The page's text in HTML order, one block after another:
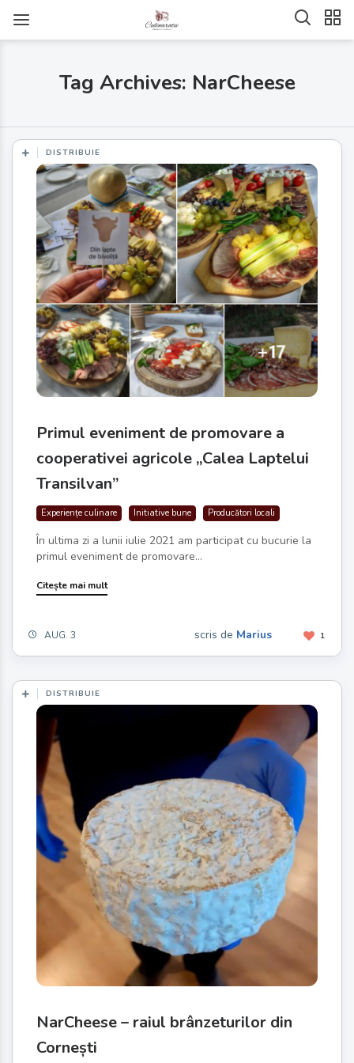
Tag Archives: NarCheese
DISTRIBUIE
Primul eveniment de promovare a
cooperativei agricole „Calea Laptelui
Transilvan”
Experiențe culinare Initiative bune Producători locali
În ultima zi a lunii iulie 2021 am participat cu bucurie la
primul eveniment de promovare...
Citește mai mult
AUG. 3 1
scris de Marius
DISTRIBUIE
NarCheese – raiul brânzeturilor din
Cornești